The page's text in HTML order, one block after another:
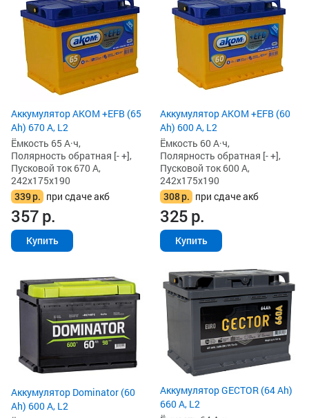
Аккумулятор AKOM +EFB (65
Ah) 670 А, L2
Ёмкость 65 А·ч,
Полярность обратная [- +],
Пусковой ток 670 А,
242x175x190
339р. при сдаче акб
357р.
Купить
Аккумулятор AKOM +EFB (60
Ah) 600 А, L2
Ёмкость 60 А·ч,
Полярность обратная [- +],
Пусковой ток 600 А,
242x175x190
308р. при сдаче акб
325р.
Купить
Аккумулятор Dominator (60
Ah) 600 А, L2
Аккумулятор GECTOR (64 Ah)
660 А, L2